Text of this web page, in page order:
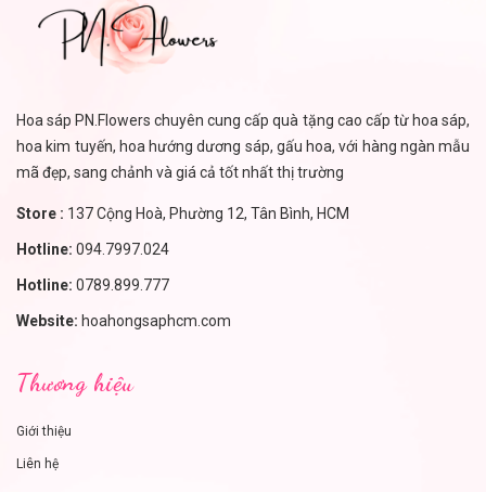
Hoa sáp PN.Flowers chuyên cung cấp quà tặng cao cấp từ hoa sáp,
hoa kim tuyến, hoa hướng dương sáp, gấu hoa, với hàng ngàn mẫu
mã đẹp, sang chảnh và giá cả tốt nhất thị trường
Store : 137 Cộng Hoà, Phường 12, Tân Bình, HCM
Hotline: 094.7997.024
Hotline: 0789.899.777
Website: hoahongsaphcm.com
Thương hiệu
Giới thiệu
Liên hệ